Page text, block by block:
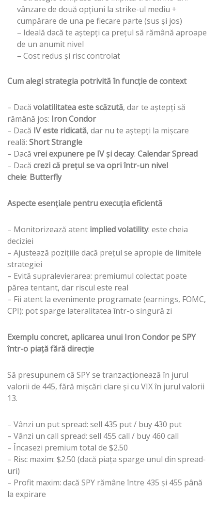
vânzare de două opțiuni la strike-ul mediu +
cumpărare de una pe fiecare parte (sus și jos)
– Ideală dacă te aștepți ca prețul să rămână aproape
de un anumit nivel
– Cost redus și risc controlat
Cum alegi strategia potrivită în funcție de context
– Dacă volatilitatea este scăzută, dar te aștepți să
rămână jos: Iron Condor
– Dacă IV este ridicată, dar nu te aștepți la mișcare
reală: Short Strangle
– Dacă vrei expunere pe IV și decay: Calendar Spread
– Dacă crezi că prețul se va opri într-un nivel
cheie: Butterfly
Aspecte esențiale pentru execuția eficientă
– Monitorizează atent implied volatility: este cheia
deciziei
– Ajustează pozițiile dacă prețul se apropie de limitele
strategiei
– Evită supralevierarea: premiumul colectat poate
părea tentant, dar riscul este real
– Fii atent la evenimente programate (earnings, FOMC,
CPI): pot sparge lateralitatea într-o singură zi
Exemplu concret, aplicarea unui Iron Condor pe SPY
într-o piață fără direcție
Să presupunem că SPY se tranzacționează în jurul
valorii de 445, fără mișcări clare și cu VIX în jurul valorii
13.
– Vânzi un put spread: sell 435 put / buy 430 put
– Vânzi un call spread: sell 455 call / buy 460 call
– Încasezi premium total de $2.50
– Risc maxim: $2.50 (dacă piața sparge unul din spread-
uri)
– Profit maxim: dacă SPY rămâne între 435 și 455 până
la expirare